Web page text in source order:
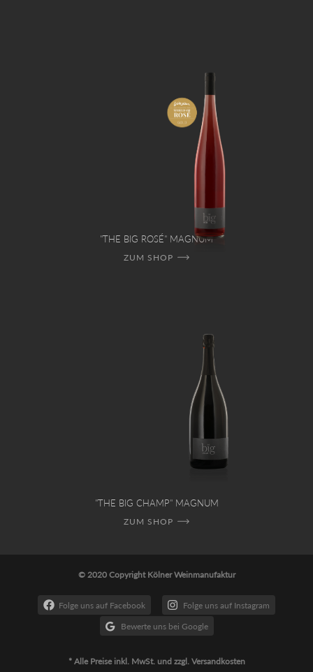
"THE BIG ROSÉ" MAGNUM
ZUM SHOP
"THE BIG CHAMP" MAGNUM
ZUM SHOP
© 2020 Copyright Kölner Weinmanufaktur
Folge uns auf Facebook
Folge uns auf Instagram
Bewerte uns bei Google
* Alle Preise inkl. MwSt. und zzgl. Versandkosten